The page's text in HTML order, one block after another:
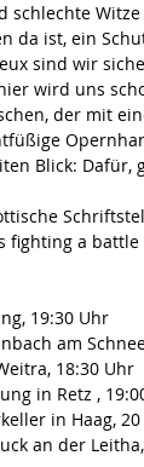
schlechte
da ist, ein
sind wir
wird uns
der mit
Blick:
fighting a
19:30 Uhr
am
18:30 Uhr
in Retz ,
in Haag,
an der